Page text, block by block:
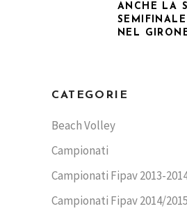
ANCHE LA
NEL
CATEGORIE
Beach Volley
Campionati
Campionati Fipav 2013-
Campionati Fipav 2014/2015